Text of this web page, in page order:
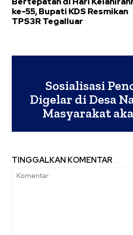
ke-55, Bupati KDS Resmikan
TPS3R Tegalluar
Sosialisasi
Digelar di Desa
Masyarakat
TINGGALKAN KOMENTAR